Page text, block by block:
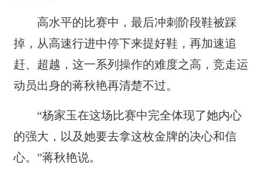
高水平的比赛中，最后冲刺阶段鞋被踩
掉，从高速行进中停下来提好鞋，再加速追
赶、超越，这一系列操作的难度之高，竞走运
动员出身的蒋秋艳再清楚不过。
“杨家玉在这场比赛中完全体现了她内心
的强大，以及她要去拿这枚金牌的决心和信
心。”蒋秋艳说。